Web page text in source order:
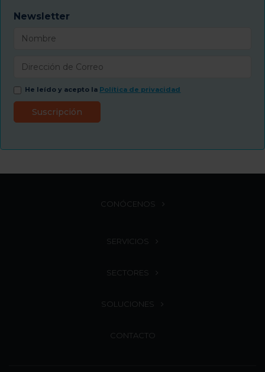
Newsletter
He leído y acepto la Política de privacidad
CONÓCENOS
SERVICIOS
SECTORES
SOLUCIONES
CONTACTO